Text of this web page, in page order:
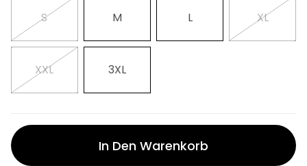
S M L XL
XXL 3XL
In Den Warenkorb